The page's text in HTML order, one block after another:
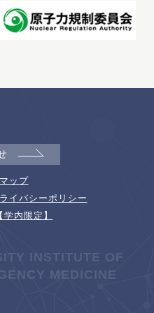
ップ
イバシーポリシー
内限定】
INSTITUTE OF
MEDICINE